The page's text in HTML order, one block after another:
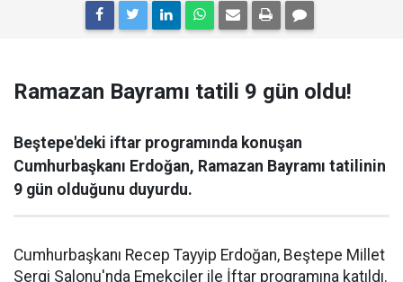
Ramazan Bayramı tatili 9 gün oldu!
Beştepe'deki iftar programında konuşan
Cumhurbaşkanı Erdoğan, Ramazan Bayramı tatilinin
9 gün olduğunu duyurdu.
Cumhurbaşkanı Recep Tayyip Erdoğan, Beştepe Millet
Sergi Salonu'nda Emekçiler ile İftar programına katıldı.